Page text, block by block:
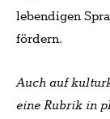
lebendigen
fördern.
Auch auf
eine Rubrik in